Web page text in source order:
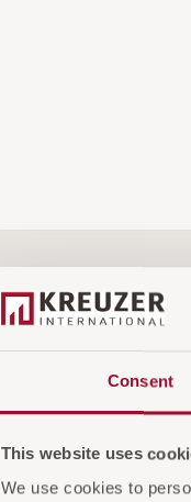
Consent
This website uses
We use cookies to